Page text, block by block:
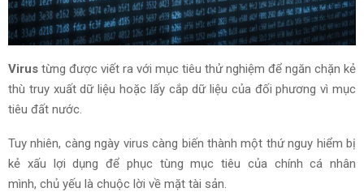
Virus từng được viết ra với mục tiêu thử nghiệm để ngăn chặn kẻ
thù truy xuấtdữ liệu hoặc lấy cắp dữ liệu của đối phương vìmục
tiêu đất nước.
Tuy nhiên, càng ngày virus càng biến thành một thứ nguy hiểm bị
kẻ xấu lợi dụng để phục tùngmục tiêu của chính cá nhân
mình, chủ yếu là chuộc lời về mặt tài sản.